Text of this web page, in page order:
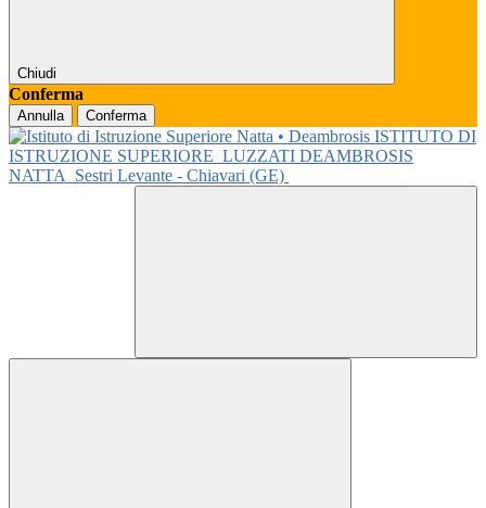
Chiudi
Conferma
Annulla Conferma
ISTITUTO DI
ISTRUZIONE SUPERIORE LUZZATI DEAMBROSIS
NATTA
Sestri Levante - Chiavari (GE)